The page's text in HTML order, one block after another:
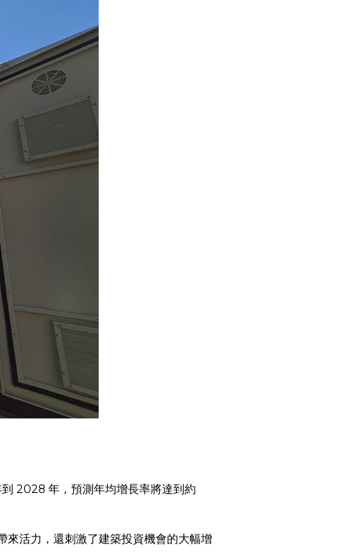
2028 年，預測年均增長率將達到約
活力，還刺激了建築投資機會的大幅增